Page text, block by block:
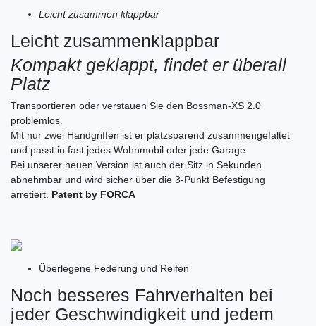
Leicht zusammen klappbar
Leicht zusammenklappbar
Kompakt geklappt, findet er überall
Platz
Transportieren oder verstauen Sie den Bossman-XS 2.0
problemlos.
Mit nur zwei Handgriffen ist er platzsparend zusammengefaltet
und passt in fast jedes Wohnmobil oder jede Garage.
Bei unserer neuen Version ist auch der Sitz in Sekunden
abnehmbar und wird sicher über die 3-Punkt Befestigung
arretiert. Patent by FORCA
Überlegene Federung und Reifen
Noch besseres Fahrverhalten bei
jeder Geschwindigkeit und jedem